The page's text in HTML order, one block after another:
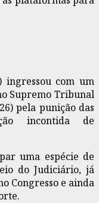
ingressou com um
Supremo Tribunal
pela punição das
incontida de
uma espécie de
do Judiciário, já
Congresso e ainda